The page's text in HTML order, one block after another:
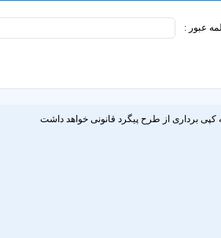
عبور :
برداری از طرح پیگرد قانونی خواهد داشت